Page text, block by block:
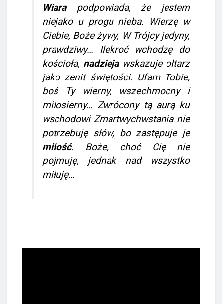
Wiarapodpowiada, że jestem
niejako u progu nieba.
Wierzę w
Ciebie, Boże żywy, W Trójcy jedyny,
prawdziwy… Ilekroć wchodzę do
kościoła, nadziejawskazuje ołtarz
jako zenit świętości. Ufam Tobie,
boś Ty wierny, wszechmocny i
miłosierny… Zwrócony tą aurą ku
wschodowi Zmartwychwstania nie
potrzebuję słów, bo zastępuje je
miłość. Boże, choć Cię nie
pojmuję, jednak nad wszystko
miłuję…